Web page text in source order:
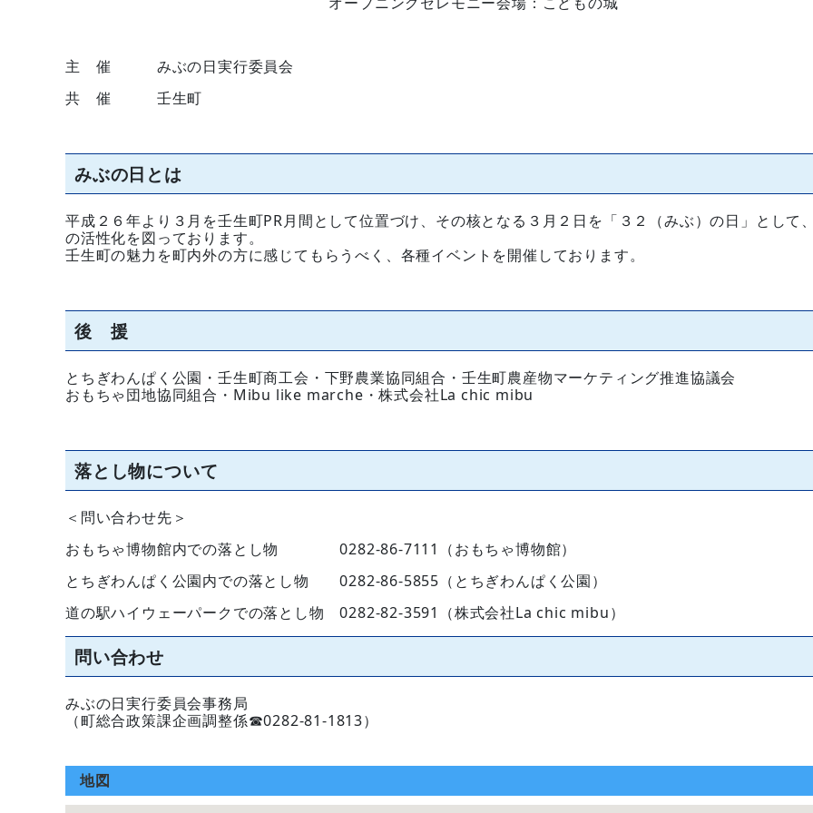
主 催 みぶの日実行委員会
共 催 壬生町
みぶの日とは
平成２６年より３月を壬生町PR月間として位置づけ、その核となる３月２日を「３２（みぶ）の日」として
の活性化を図っております。
壬生町の魅力を町内外の方に感じてもらうべく、各種イベントを開催しております。
後 援
とちぎわんぱく公園・壬生町商工会・下野農業協同組合・壬生町農産物マーケティング推進協議会
おもちゃ団地協同組合・Mibu like marche・株式会社La chic mibu
落とし物について
＜問い合わせ先＞
おもちゃ博物館内での落とし物 0282-86-7111（おもちゃ博物館）
とちぎわんぱく公園内での落とし物 0282-86-5855（とちぎわんぱく公園）
道の駅ハイウェーパークでの落とし物 0282-82-3591（株式会社La chic mibu）
問い合わせ
みぶの日実行委員会事務局
（町総合政策課企画調整係☎0282-81-1813）
地図